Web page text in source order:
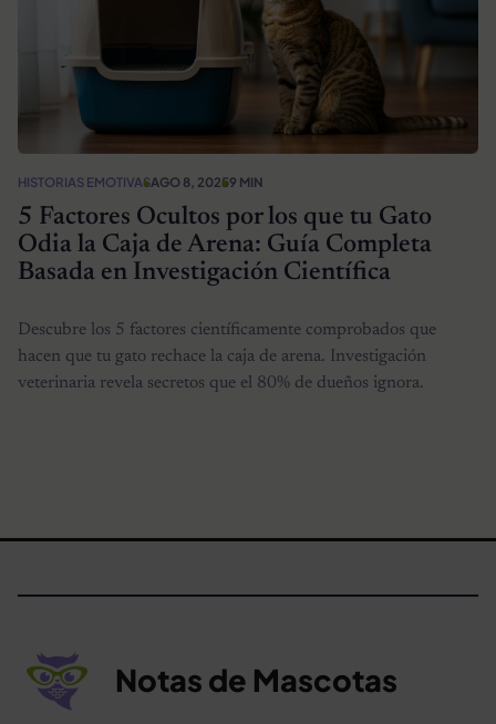
HISTORIAS EMOTIVASAGO 8, 20259 MIN
5 Factores Ocultos por los que tu Gato
Odia la Caja de Arena: Guía Completa
Basada en Investigación Científica
Descubre los 5 factores científicamente comprobados que
hacen que tu gato rechace la caja de arena. Investigación
veterinaria revela secretos que el 80% de dueños ignora.
Notas de Mascotas